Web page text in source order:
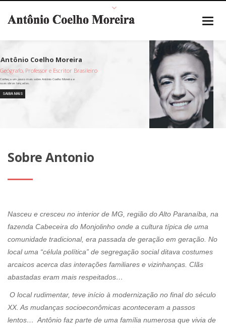
Geógrafo, Professor e Escritor Brasileiro
SAIBA MAIS
Sobre Antonio
Nasceu e cresceu no interior de MG, região do Alto Paranaíba, na
fazenda Cabeceira do Monjolinho onde a cultura típica de uma
comunidade tradicional, era passada de geração em geração. No
local uma “célula política” de segregação social ditava costumes
arcaicos acerca das interações familiares e vizinhanças. Clãs
abastadas eram mais respeitados…
O local rudimentar, teve início à modernização no final do século
XX. As mudanças socioeconômicas aconteceram a passos
lentos… Antônio faz parte de uma família numerosa que vivia de